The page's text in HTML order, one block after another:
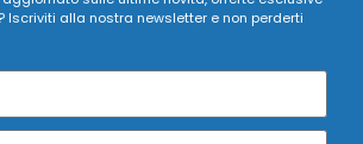
Iscriviti alla nostra newsletter e non perderti